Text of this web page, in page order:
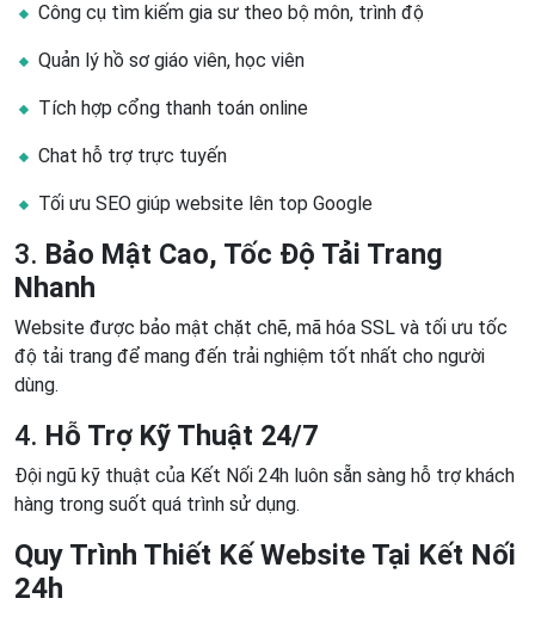
Công cụ tìm kiếm gia sư theo bộ môn, trình độ
Quản lý hồ sơ giáo viên, học viên
Tích hợp cổng thanh toán online
Chat hỗ trợ trực tuyến
Tối ưu SEO giúp website lên top Google
3. Bảo Mật Cao, Tốc Độ Tải Trang
Nhanh
Website được bảo mật chặt chẽ, mã hóa SSL và tối ưu tốc
độ tải trang để mang đến trải nghiệm tốt nhất cho người
dùng.
4. Hỗ Trợ Kỹ Thuật 24/7
Đội ngũ kỹ thuật của Kết Nối 24h luôn sẵn sàng hỗ trợ khách
hàng trong suốt quá trình sử dụng.
Quy Trình Thiết Kế Website Tại Kết Nối
24h